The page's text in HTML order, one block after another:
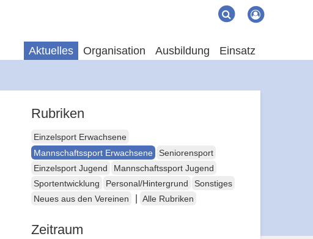
Suche Suchen
Aktuelles Organisation Ausbildung Einsatz
Rubriken
Einzelsport Erwachsene
Mannschaftssport Erwachsene
Seniorensport
Einzelsport Jugend
Mannschaftssport Jugend
Sportentwicklung
Personal/Hintergrund
Sonstiges
Neues aus den Vereinen
Alle Rubriken
Zeitraum